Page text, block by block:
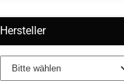
Hersteller